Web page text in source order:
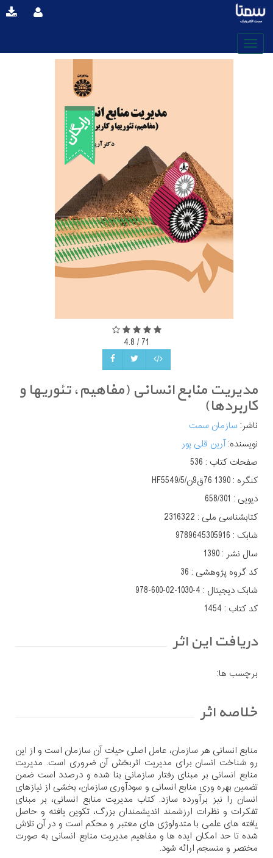
71
/
4.8
مدیریت منابع انسانی (مفاهیم، تئوریها و
کاربردها)
ناشر:سازمان سمت
نویسنده:آرین قلی پور
صفحات کتاب : 536
کنگره :‫‮‬‭‭HF5549/5‬‫‭‭/ن‌9‫‬‮‭ق76 1390
دیویی : ‫‬‮‭658/301‬
کتابشناسی ملی : 2316322
شابک : 9789645305916
سال نشر :1390
کد گروه پژوهشی : 36
شابک دیجیتال : 978-600-02-1030-4
کد کتاب : 1454
دریافت این اثر
برچسب ها:
خلاصه اثر
منابع انسانی هر سازمان، عامل اصلی حیات آن سازمان است و از این
رو شناخت انسان برای مدیریت اثربخش آن ضروری است. مدیریت
منابع انسانی بر مبنای رفتار سازمانی بنا شده و درصدد است ضمن
تضمین بهره وری منابع انسانی و سودآوری سازمان، بخشی از نیازهای
انسان را نیز برآورده سازد. کتاب مدیریت منابع انسانی، بر مبنای
تفکرات و نظرات ارزشمند اندیشمندان بزرگ، تکوین یافته و حاصل
یافته های علمی با متدولوژی های معتبر و محکم است و در آن تلاش
شده تا حد امکان ایده ها و مفاهیم مدیریت منابع انسانی به صورت
مختصر و منسجم ارائه شود.